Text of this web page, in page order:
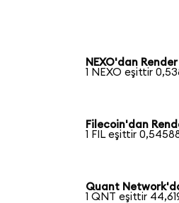
NEXO'dan
1 NEXO eşittir
Filecoin'dan
1 FIL eşittir
Quant
1 QNT eşittir